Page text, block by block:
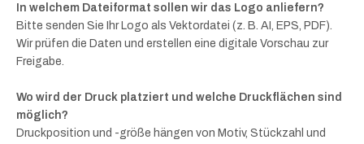
In welchem Dateiformat sollen wir das Logo anliefern?
Bitte senden Sie Ihr Logo als Vektordatei (z. B. AI, EPS, PDF).
Wir prüfen die Daten und erstellen eine digitale Vorschau zur
Freigabe.
Wo wird der Druck platziert und welche Druckflächen sind
möglich?
Druckposition und -größe hängen von Motiv, Stückzahl und